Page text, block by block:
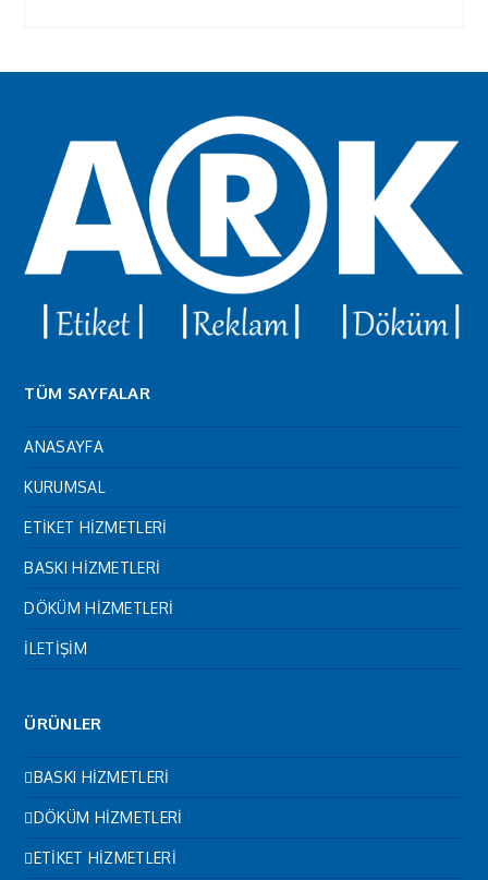
TÜM SAYFALAR
ANASAYFA
KURUMSAL
ETİKET HİZMETLERİ
BASKI HİZMETLERİ
DÖKÜM HİZMETLERİ
İLETİŞİM
ÜRÜNLER
BASKI HİZMETLERİ
DÖKÜM HİZMETLERİ
ETİKET HİZMETLERİ